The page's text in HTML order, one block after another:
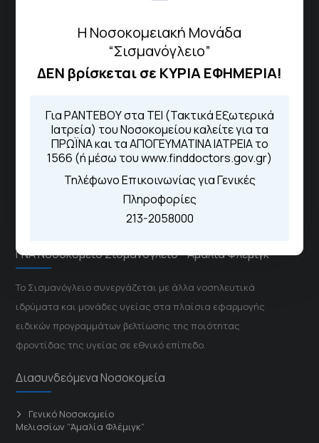
Η Νοσοκομειακή Μονάδα
“Σισμανόγλειο”
ΔΕΝ βρίσκεται σε ΚΥΡΙΑ ΕΦΗΜΕΡΙΑ!
Για ΡΑΝΤΕΒΟΥ στα ΤΕΙ (Τακτικά Εξωτερικά
Ιατρεία) του Νοσοκομείου καλείτε για τα
ΠΡΩΪΝΑ και τα ΑΠΟΓΕΥΜΑΤΙΝΑ ΙΑΤΡΕΙΑ το
1566 (ή μέσω του www.finddoctors.gov.gr)
Τηλέφωνο Επικοινωνίας για Γενικές
Πληροφορίες
213-2058000
Τηλέφωνα για Ραντεβού
ιατρεία:
Από τον ιστότοποeΡαντεβού
Καλώντας στην φωνητική πύλη του
1566
Μέσω της εφαρμογής "MyHealth
ΓΝΑ Νοσοκομείο Σισμανόγλειο - Αμαλία Φλέμιγκ
Το Σισμανόγλειο συνεργάζεται με άλλα νοσηλευτικά
ιδρύματα και μονάδες υγείας στα πλαίσια εφαρμογής
ειδικών προγραμμάτων βελτίωσης της ποιότητας
φροντίδας της υγείας σε εθνικό επίπεδο.
Διασυνδεόμενα Νοσοκομεία
Γενικό Νοσοκομείο
Μελισσίων “Άμαλία Φλέμιγκ”